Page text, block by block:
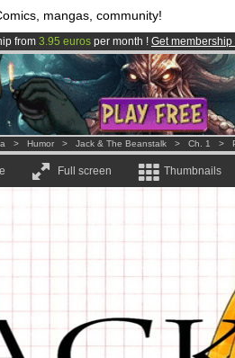
mangas, community!
from 3.95 euros per month ! Get membership
and 1208comics & mangas!.
now LIVE!.
> Humor > Jack & The Beanstalk > Ch. 1 >
Full screen Thumbnails